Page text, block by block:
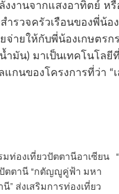
งาน​จาก​แสงอาทิตย์​ ห
ำรวจครัวเรือนของพี่น้
ายให้กับพี่น้องเกษตรก
ำมัน) มาเป็นเทคโนโล
กนของโครงการที่ว่า
ท่องเที่ยวปัตตานีอาเซียน
ตตานี “กตัญญูคู่ฟ้า มหา
” ส่งเสริมการท่องเที่ยว